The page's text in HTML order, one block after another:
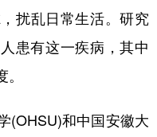
扰乱日常生活。研究
患有这一疾病，其中
和中国安徽大